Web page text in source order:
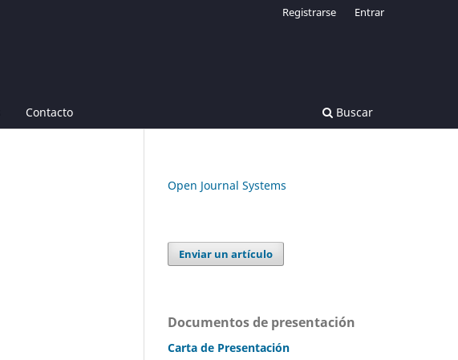
Contacto Buscar
Registrarse Entrar
Open Journal Systems
Enviar un artículo
Documentos de presentación
Carta de Presentación